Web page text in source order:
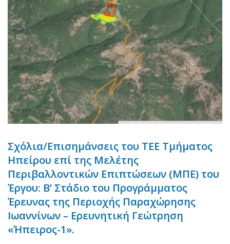
Σχόλια/Επισημάνσεις του ΤΕΕ Τμήματος
Ηπείρου επί της Μελέτης
Περιβαλλοντικών Επιπτώσεων (ΜΠΕ) του
Έργου: Β’ Στάδιο του Προγράμματος
Έρευνας της Περιοχής Παραχώρησης
Ιωαννίνων – Ερευνητική Γεώτρηση
«Ήπειρος-1».